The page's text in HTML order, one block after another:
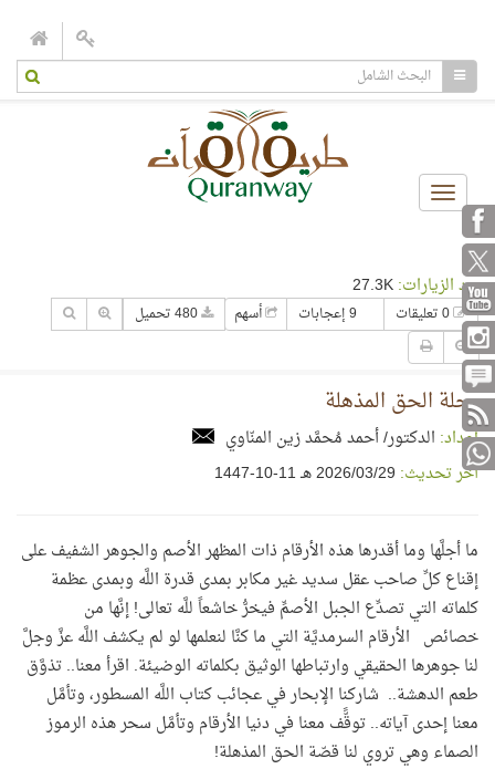
Toggle
navigation
عدد الزيارات:
9 إعجابات أسهم
رحلة الحق المذهلة
إعداد: الدكتور/ أحمد مُحمَّد زين المنّاوي
آخر تحديث: 29‏/03‏/2026 هـ 11-10-1447
ما أجلَّها وما أقدرها هذه الأرقام ذات المظهر الأصم والجوهر الشفيف على
إقناع كلِّ صاحب عقل سديد غير مكابر بمدى قدرة اللَّه وبمدى عظمة
كلماته التي تصدِّع الجبل الأصمِّ فيخرُّ خاشعاً للَّه تعالى! إنَّها من
خصائص الأرقام السرمديَّة التي ما كنَّا لنعلمها لو لم يكشف اللَّه عزَّ وجلَّ
لنا جوهرها الحقيقي وارتباطها الوثيق بكلماته الوضيئة. اقرأ معنا.. تذوَّق
طعم الدهشة.. شاركنا الإبحار في عجائب كتاب اللَّه المسطور، وتأمَّل
معنا إحدى آياته.. توقًّف معنا في دنيا الأرقام وتأمَّل سحر هذه الرموز
الصماء وهي تروي لنا قصّة الحق المذهلة!